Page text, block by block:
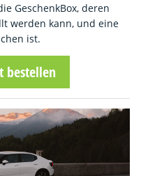
GeschenkBox, deren
werden kann, und eine
ist.
bestellen